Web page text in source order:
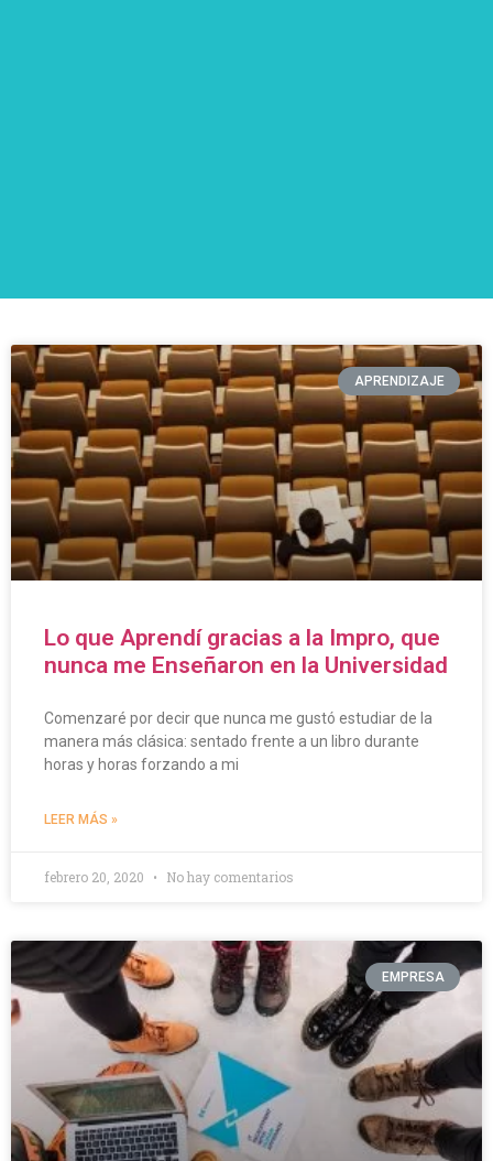
APRENDIZAJE
Lo que Aprendí gracias a la Impro, que
nunca me Enseñaron en la Universidad
Comenzaré por decir que nunca me gustó estudiar de la
manera más clásica: sentado frente a un libro durante
horas y horas forzando a mi
LEER MÁS »
febrero 20, 2020 No hay comentarios
EMPRESA